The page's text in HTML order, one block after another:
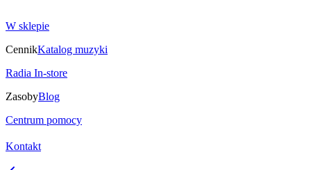
W sklepie
CennikKatalog muzyki
Radia In-store
ZasobyBlog
Centrum pomocy
Kontakt